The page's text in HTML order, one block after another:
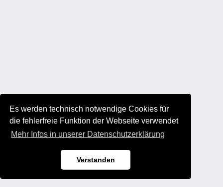
Es werden technisch notwendige Cookies für
die fehlerfreie Funktion der Webseite verwendet
Mehr Infos in unserer Datenschutzerklärung
Verstanden